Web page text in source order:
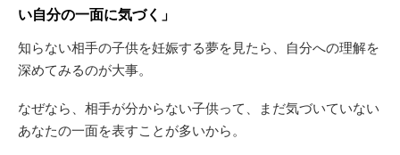
い自分の一面に気づく」
知らない相手の子供を妊娠する夢を見たら、自分への理解を
深めてみるのが大事。
なぜなら、相手が分からない子供って、まだ気づいていない
あなたの一面を表すことが多いから。